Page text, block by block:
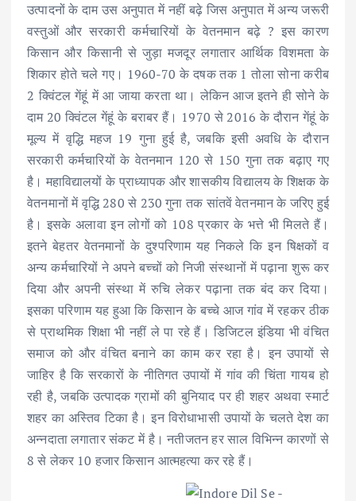
उत्पादनों के दाम उस अनुपात में नहीं बढ़े जिस अनुपात में अन्य जरूरी
वस्तुओं और सरकारी कर्मचारियों के वेतनमान बढ़े ? इस कारण
किसान और किसानी से जुड़ा मजदूर लगातार आर्थिक विशमता के
शिकार होते चले गए। 1960-70 के दषक तक 1 तोला सोना करीब
2 क्विंटल गेंहूं में आ जाया करता था। लेकिन आज इतने ही सोने के
दाम 20 क्विंटल गेंहूं के बराबर हैं। 1970 से 2016 के दौरान गेंहूं के
मूल्य में वृद्धि महज 19 गुना हुई है, जबकि इसी अवधि के दौरान
सरकारी कर्मचारियों के वेतनमान 120 से 150 गुना तक बढ़ाए गए
है। महाविद्यालयों के प्राध्यापक और शासकीय विद्यालय के शिक्षक के
वेतनमानों में वृद्धि 280 से 230 गुना तक सांतवें वेतनमान के जरिए हुई
है। इसके अलावा इन लोगों को 108 प्रकार के भत्ते भी मिलते हैं।
इतने बेहतर वेतनमानों के दुश्परिणाम यह निकले कि इन षिक्षकों व
अन्य कर्मचारियों ने अपने बच्चों को निजी संस्थानों में पढ़ाना शुरू कर
दिया और अपनी संस्था में रुचि लेकर पढ़ाना तक बंद कर दिया।
इसका परिणाम यह हुआ कि किसान के बच्चे आज गांव में रहकर ठीक
से प्राथमिक शिक्षा भी नहीं ले पा रहे हैं। डिजिटल इंडिया भी वंचित
समाज को और वंचित बनाने का काम कर रहा है। इन उपायों से
जाहिर है कि सरकारों के नीतिगत उपायों में गांव की चिंता गायब हो
रही है, जबकि उत्पादक ग्रामों की बुनियाद पर ही शहर अथवा स्मार्ट
शहर का अस्तिव टिका है। इन विरोधाभासी उपायों के चलते देश का
अन्नदाता लगातार संकट में है। नतीजतन हर साल विभिन्न कारणों से
8 से लेकर 10 हजार किसान आत्महत्या कर रहे हैं।